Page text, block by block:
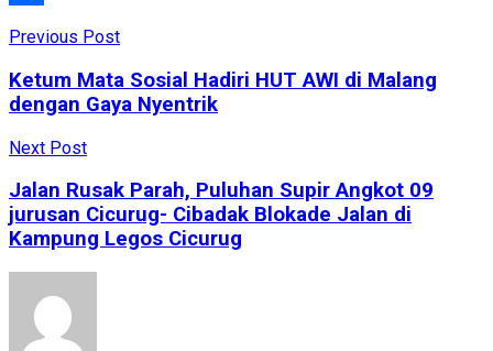
Previous Post
Ketum Mata Sosial Hadiri HUT AWI di Malang
dengan Gaya Nyentrik
Next Post
Jalan Rusak Parah, Puluhan Supir Angkot 09
jurusan Cicurug- Cibadak Blokade Jalan di
Kampung Legos Cicurug